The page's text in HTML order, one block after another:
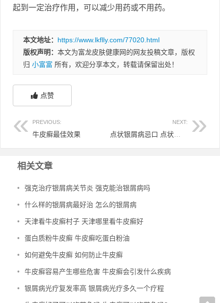
起到一定治疗作用，可以减少用药或不用药。
本文地址： https://www.lkflly.com/77020.html
版权声明： 本文为富龙皮肤健康网的网友投稿文章，版权
归 小富富 所有，欢迎分享本文，转载请保留出处！
点赞
PREVIOUS:
牛皮癣最佳效果
NEXT:
点状银屑病忌口 点状银屑病多久能消
相关文章
• 强克治疗银屑病关节炎 强克能治银屑病吗
• 什么样的银屑病最好治 怎么的银屑病
• 天津看牛皮癣村子 天津哪里看牛皮癣好
• 蛋白质粉牛皮癣 牛皮癣吃蛋白粉油
• 如何避免牛皮癣 如何防止牛皮癣
• 牛皮癣容易产生哪些危害 牛皮癣会引发什么疾病
• 银屑病光疗复发率高 银屑病光疗多久一个疗程